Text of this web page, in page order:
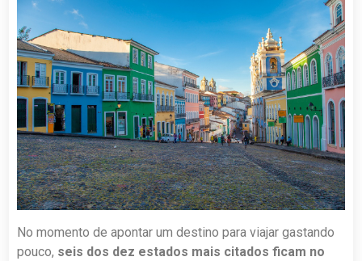
No momento de apontar um destino para viajar gastando
pouco, seis dos dez estados mais citados ficam no